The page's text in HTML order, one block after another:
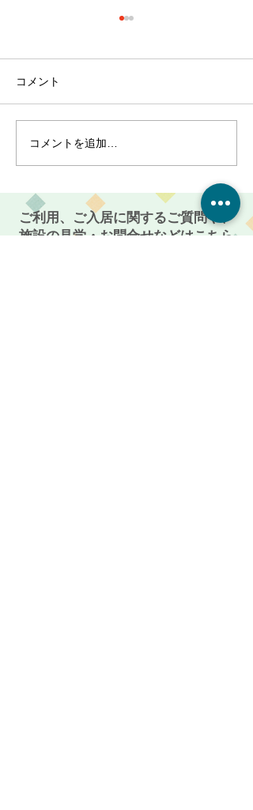
『クリスマスイベント開
催』!!～サービス付き高齢
国富～
コメント
コメントを追加…
ご利用、ご入居に関するご質問や、
施設の見学・お問合せなどはこちら